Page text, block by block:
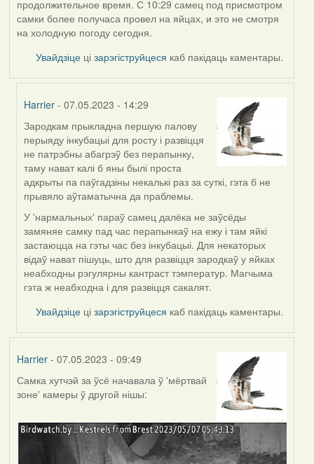
продолжительное время. С 10:29 самец под присмотром
самки более получаса провел на яйцах, и это не смотря
на холодную погоду сегодня.
Увайдзіце цізарэгіструйцеся каб пакідаць каментары.
Harrier - 07.05.2023 - 14:29
In
reply
to
by
ZNR
Зародкам прыкладна першую палову
перыяду інкубацыі для росту і развіцця
не патрэбны абагрэў без перапынку,
таму нават калі б яны былі проста
адкрыты па паўгадзіны некалькі раз за суткі, гэта б не
прывяло аўтаматычна да праблемы.
У 'нармальных' параў самец далёка не заўсёды
замяняе самку пад час перапынкаў на ежу і там яйкі
застаюцца на гэты час без інкубацыі. Для некаторых
відаў нават пішуць, што для развіцця зародкаў у яйках
неабходны рэгулярны кантраст тэмператур. Магчыма
гэта ж неабходна і для развіцця сакалят.
Увайдзіце цізарэгіструйцеся каб пакідаць каментары.
Harrier- 07.05.2023 - 09:49
Самка хутчэй за ўсё начавала ў 'мёртвай
зоне' камеры ў другой нішы: